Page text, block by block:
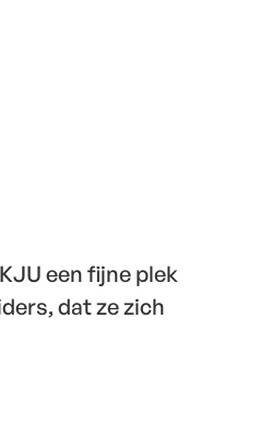
een fijne plek
dat ze zich